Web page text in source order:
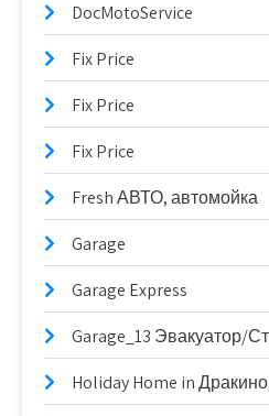
DocMotoService
Fix Price
Fix Price
Fix Price
Fresh АВТО, автомойка
Garage
Garage Express
Garage_13 Эвакуатор/
Holiday Home in